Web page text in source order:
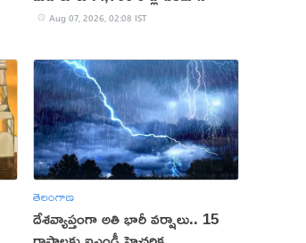
Aug 07, 2026, 02:08 IST
తెలంగాణ
దేశవ్యాప్తంగా అతి భారీ వర్షాలు.. 15